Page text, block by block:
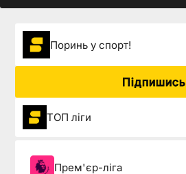
Поринь у спорт!
Підпишись
ТОП ліги
Прем'єр-ліга